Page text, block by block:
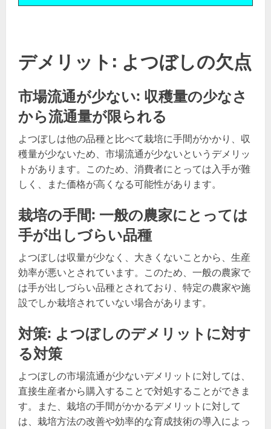
デメリット: よつぼしの欠点
市場流通が少ない: 収穫量の少なさ
から流通量が限られる
よつぼしは他の品種と比べて栽培に手間がかかり、収
穫量が少ないため、市場流通が少ないというデメリッ
トがあります。このため、消費者にとっては入手が難
しく、また価格が高くなる可能性があります。
栽培の手間: 一般の農家にとっては
手が出しづらい品種
よつぼしは収量が少なく、大きくないことから、生産
効率が悪いとされています。このため、一般の農家で
は手が出しづらい品種とされており、特定の農家や施
設でしか栽培されていない場合があります。
対策: よつぼしのデメリットに対す
る対策
よつぼしの市場流通が少ないデメリットに対しては、
直接生産者から購入することで対処することができま
す。また、栽培の手間がかかるデメリットに対して
は、栽培方法の改善や効率的な育成技術の導入によっ